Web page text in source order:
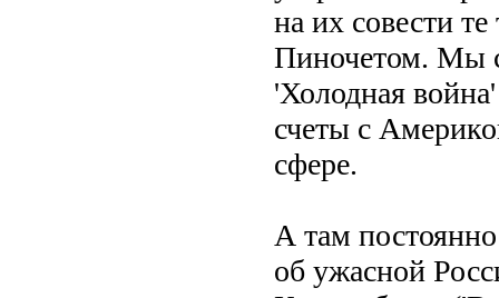
на их совести
Пиночетом. Мы
'Холодная
счеты с
сфере.
А там
об ужасной